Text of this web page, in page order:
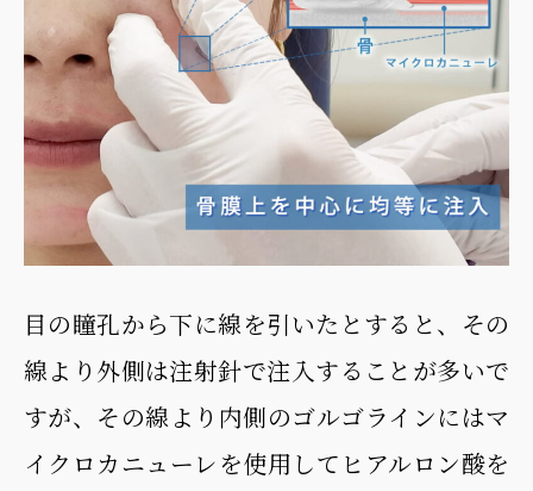
目の瞳孔から下に線を引いたとすると、その
線より外側は注射針で注入することが多いで
すが、その線より内側のゴルゴラインにはマ
イクロカニューレを使用してヒアルロン酸を